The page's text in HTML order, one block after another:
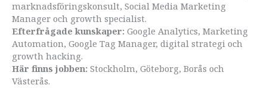
marknadsföringskonsult, Social Media Marketing
Manager och growth specialist.
Efterfrågade kunskaper: Google Analytics, Marketing
Automation, Google Tag Manager, digital strategi och
growth hacking.
Här finns jobben: Stockholm, Göteborg, Borås och
Västerås.